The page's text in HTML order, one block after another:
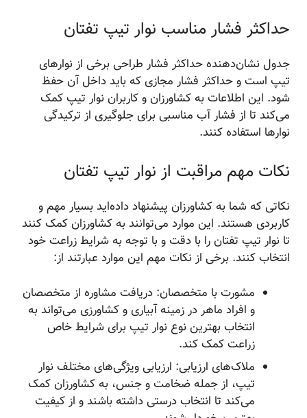
حداکثر فشار مناسب نوار تیپ تفتان
جدول نشان‌دهنده حداکثر فشار طراحی برخی از نوارهای
تیپ است و حداکثر فشار مجازی که باید داخل آن حفظ
شود. این اطلاعات به کشاورزان و کاربران نوار تیپ کمک
می‌کند تا از فشار آب مناسبی برای جلوگیری از ترکیدگی
نوارها استفاده کنند.
نکات مهم مراقبت از نوار تیپ تفتان
نکاتی که شما به کشاورزان پیشنهاد داده‌اید بسیار مهم و
کاربردی هستند. این موارد می‌توانند به کشاورزان کمک کنند
تا نوار تیپ تفتان را با دقت و با توجه به شرایط زراعت خود
انتخاب کنند. برخی از نکات مهم این موارد عبارتند از:
مشورت با متخصصان: دریافت مشاوره از متخصصان
و افراد ماهر در زمینه آبیاری و کشاورزی می‌تواند به
انتخاب بهترین نوع نوار تیپ برای شرایط خاص
زراعت کمک کند.
ملاک‌های ارزیابی: ارزیابی ویژگی‌های مختلف نوار
تیپ، از جمله ضخامت و جنس، به کشاورزان کمک
می‌کند تا انتخاب درستی داشته باشند و از کیفیت